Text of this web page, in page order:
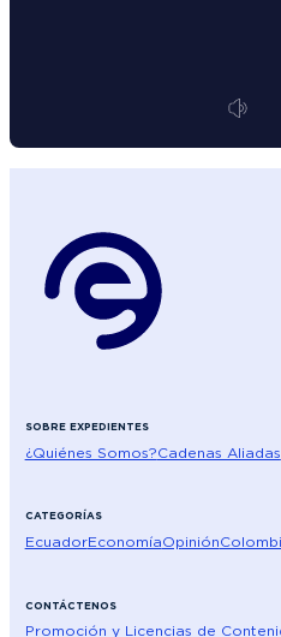
SOBRE EXPEDIENTES
¿Quiénes Somos?Cadenas Aliadas
CATEGORÍAS
EcuadorEconomíaOpinión
CONTÁCTENOS
Promoción y Licencias de